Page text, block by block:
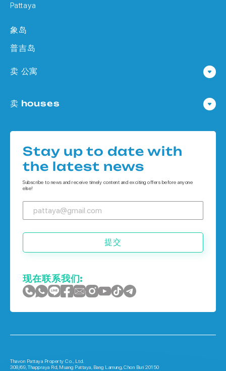
Pattaya
象岛
普吉岛
卖 公寓
公寓 在
公寓 在 普吉岛
卖 houses
Houses 在 象岛
Stay up to date with
the latest news
Subscribe to news and receive timely content and exciting offers before anyone
else!
提交
现在联系我们:
Thavon Pattaya Property Co., Ltd.
308/69, Thappraya Rd, Muang Pattaya, Bang Lamung, Chon Buri 20150